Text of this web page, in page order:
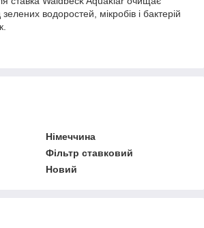
зелених водоростей, мікробів і бактерій
Німеччина
Фільтр ставковий
Новий